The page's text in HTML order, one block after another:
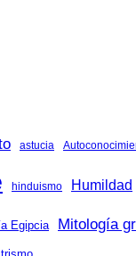
astucia
hinduismo Humildad
Egipcia Mitología